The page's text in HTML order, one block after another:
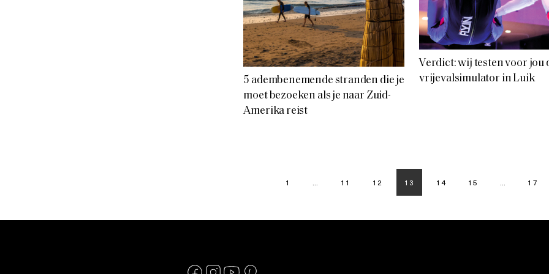
5 adembenemende stranden die je
moet bezoeken als je naar Zuid-
Amerika reist
Verdict: wij testen voor jou
vrijevalsimulator in Luik
1 … 11 12 13 14 15 … 17